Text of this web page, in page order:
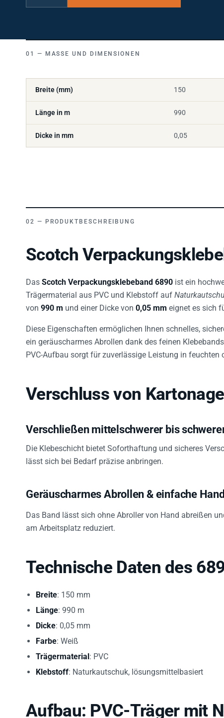
MASSE UND DIMENSIONEN
Breite (mm) 150
Länge in m 990
Dicke in mm 0,05
PRODUKTBESCHREIBUNG
Scotch
Das Scotch Verpackungsklebeband 6890 ist ein
Trägermaterial aus PVC und Klebstoff auf
von 990 m und einer Dicke von 0,05 mm eignet es sich
Diese Eigenschaften ermöglichen Ihnen schnelles,
ein geräuscharmes Abrollen dank des feinen
PVC-Aufbau sorgt für zuverlässige Leistung in feuchten
Verschluss von
Verschließen mittelschwerer bis
Die Klebeschicht bietet Soforthaftung und sicheres
lässt sich bei Bedarf präzise anbringen.
Geräuscharmes Abrollen & einfache
Das Band lässt sich ohne Abroller von Hand abreißen
am Arbeitsplatz reduziert.
Technische Daten des
Breite: 150 mm
Länge: 990 m
Dicke: 0,05 mm
Farbe: Weiß
Trägermaterial: PVC
Klebstoff: Naturkautschuk, lösungsmittelbasiert
Aufbau: PVC-Träger mit